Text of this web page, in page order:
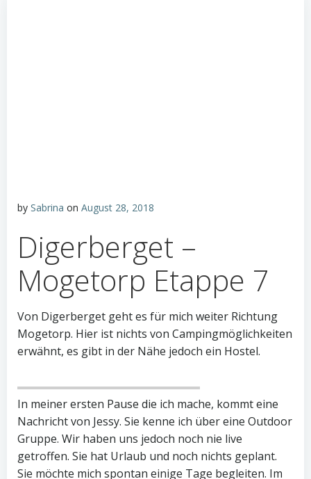
by Sabrina on August 28, 2018
Digerberget –
Mogetorp Etappe 7
Von Digerberget geht es für mich weiter Richtung
Mogetorp. Hier ist nichts von Campingmöglichkeiten
erwähnt, es gibt in der Nähe jedoch ein Hostel.
In meiner ersten Pause die ich mache, kommt eine
Nachricht von Jessy. Sie kenne ich über eine Outdoor
Gruppe. Wir haben uns jedoch noch nie live
getroffen. Sie hat Urlaub und noch nichts geplant.
Sie möchte mich spontan einige Tage begleiten. Im